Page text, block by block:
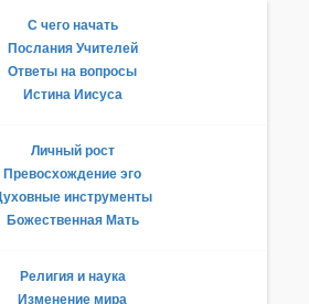
С чего начать
Послания Учителей
Ответы на вопросы
Истина Иисуса
Личный рост
Превосхождение эго
инструменты
Божественная Мать
Религия и наука
Изменение мира